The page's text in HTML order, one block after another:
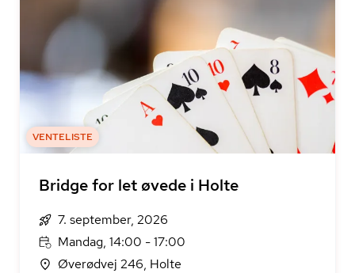
VENTELISTE
Bridge for let øvede i Holte
7. september, 2026
Mandag, 14:00 - 17:00
Øverødvej 246, Holte